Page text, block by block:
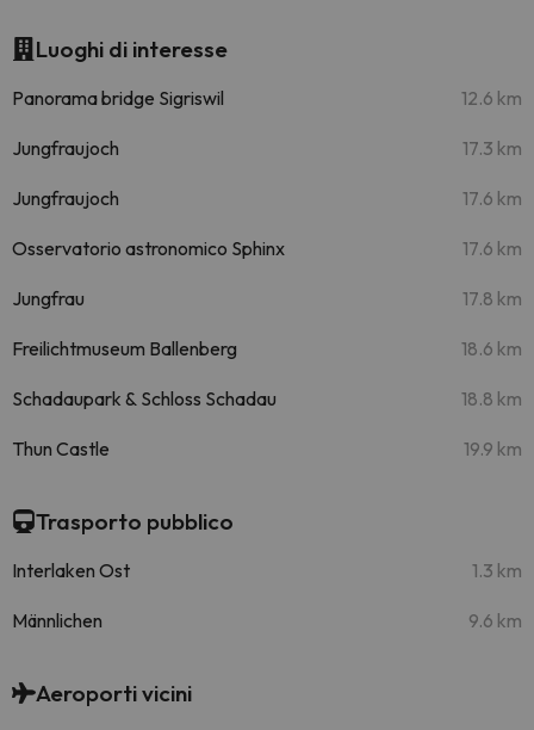
Luoghi di interesse
Panorama bridge Sigriswil 12.6 km
Jungfraujoch 17.3 km
Jungfraujoch 17.6 km
Osservatorio astronomico Sphinx 17.6 km
Jungfrau 17.8 km
Freilichtmuseum Ballenberg 18.6 km
Schadaupark & Schloss Schadau 18.8 km
Thun Castle 19.9 km
Trasporto pubblico
Interlaken Ost 1.3 km
Männlichen 9.6 km
Aeroporti vicini